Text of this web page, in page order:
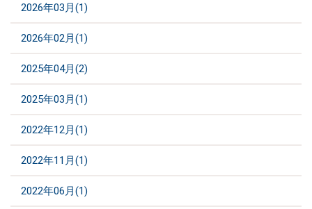
2026年03月(1)
2026年02月(1)
2025年04月(2)
2025年03月(1)
2022年12月(1)
2022年11月(1)
2022年06月(1)